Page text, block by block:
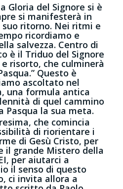
Gloria del Signore si è
si manifesterà in
ritorno. Nei ritmi e
ricordiamo e
salvezza. Centro di
è il Triduo del Signore
risorto, che culminerà
Questo è
ascoltato nel
una formula antica
di quel cammino
Pasqua la sua meta.
che comincia
di riorientare i
di Gesù Cristo, per
il grande Mistero della
per aiutarci a
il senso di questo
ci invita allora a